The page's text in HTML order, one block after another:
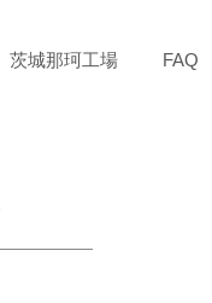
茨城那珂工場 FAQ